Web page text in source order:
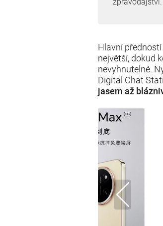
zpravodajství.
Hlavní
největší, dokud
nevyhnutelné.
Digital Chat
jasem až